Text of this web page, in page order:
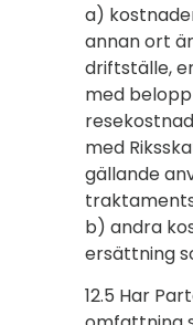
a)
annan ort
driftställe,
med
med
gällande
b) andra
ersättning
12.5 Har